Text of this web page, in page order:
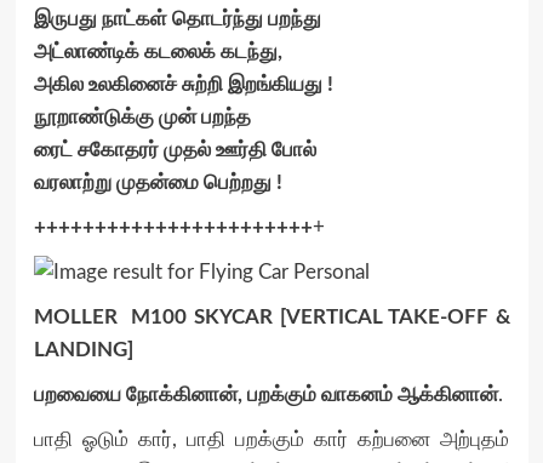
இருபது நாட்கள் தொடர்ந்து பறந்து
அட்லாண்டிக் கடலைக் கடந்து,
அகில உலகினைச் சுற்றி இறங்கியது !
நூறாண்டுக்கு முன் பறந்த
ரைட் சகோதரர் முதல் ஊர்தி போல்
வரலாற்று முதன்மை பெற்றது !
++++++++++++++++++++++++
MOLLER M100 SKYCAR [VERTICAL TAKE-OFF &
LANDING]
பறவையை நோக்கினான், பறக்கும் வாகனம் ஆக்கினான்.
பாதி ஓடும் கார், பாதி பறக்கும் கார் கற்பனை அற்புதம்